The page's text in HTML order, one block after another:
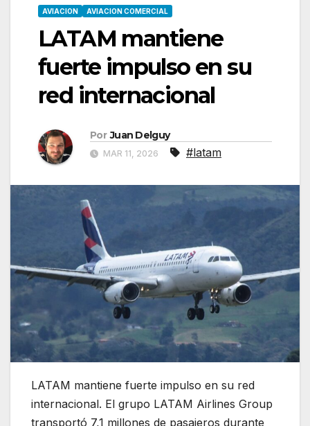
AVIACION AVIACION COMERCIAL
LATAM mantiene
fuerte impulso en su
red internacional
Por Juan Delguy
MAR 11, 2026 #latam
LATAM mantiene fuerte impulso en su red
internacional. El grupo LATAM Airlines Group
transportó 7,1 millones de pasajeros durante